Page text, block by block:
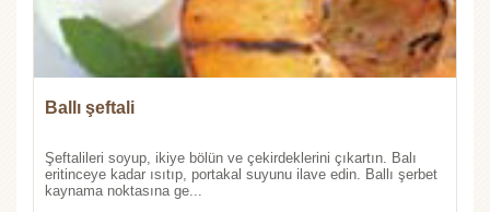
Ballı şeftali
Şeftalileri soyup, ikiye bölün ve çekirdeklerini çıkartın. Balı
eritinceye kadar ısıtıp, portakal suyunu ilave edin. Ballı şerbet
kaynama noktasına ge...